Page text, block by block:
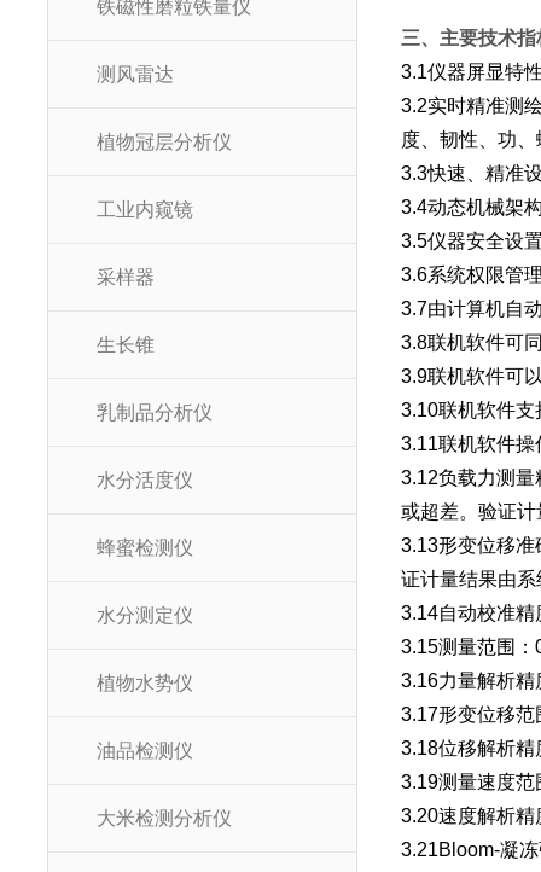
铁磁性磨粒铁量仪
测风雷达
植物冠层分析仪
工业内窥镜
采样器
生长锥
乳制品分析仪
水分活度仪
蜂蜜检测仪
水分测定仪
植物水势仪
油品检测仪
大米检测分析仪
三、主要技术
3.1仪器屏显特
3.2实时精准测
度、韧性、功
3.3快速、精准
3.4动态机械架
3.5仪器安全设
3.6系统权限管
3.7由计算机自
3.8联机软件可
3.9联机软件可
3.10联机软件
3.11联机软件
3.12负载力测
或超差。验证
3.13形变位移
证计量结果由
3.14自动校准
3.15测量范围
3.16力量解析
3.17形变位移
3.18位移解析
3.19测量速度范
3.20速度解析精
3.21Bloom-凝